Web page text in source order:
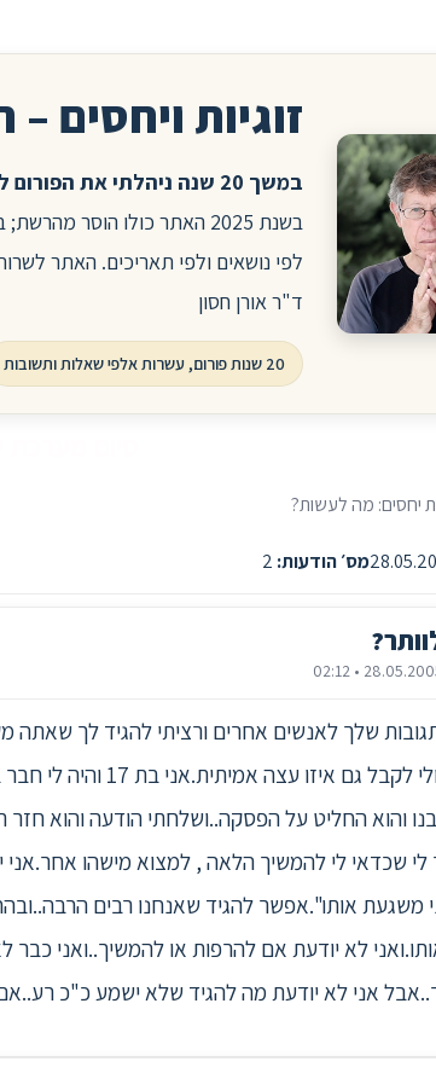
זוגיות ויחסים –
במשך 20 שנה ניהלתי את הפורום לזוגיות ויחסים באתר הרפואי סטארמד.
בשנת 2025 האתר כולו הוסר
לפי נושאים ולפי תאריכים. האתר
ד"ר אורן חסון
20 שנות פורום, עשרות אלפי שאלות ותשובות
יחסים: מה לעשות?
מס׳ הודעות:
28.05.2005 •
שלך לאנשים אחרים ורציתי להגיד לך שאתה
והוא החליט על הפסקה..ושלחתי הודעה והוא חזר
שכדאי לי להמשיך הלאה , למצוא מישהו אחר.אני
משגעת אותו".אפשר להגיד שאנחנו רבים
לא יודעת אם להרפות או להמשיך..ואני
אני לא יודעת מה להגיד שלא ישמע כ"כ רע..אם